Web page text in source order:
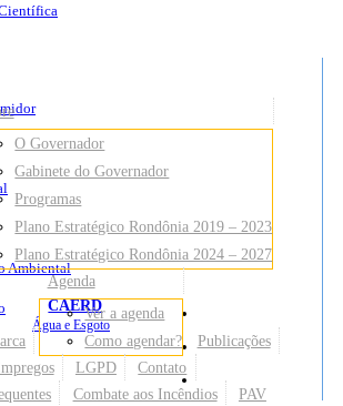
do
CAERD
Água e Esgoto
Sites
O Governador
Gabinete do Governador
Programas
Plano Estratégico Rondônia 2019 – 2023
Plano Estratégico Rondônia 2024 – 2027
Agenda
Ver a agenda
Como agendar?
Publicações
LGPD
Contato
Combate aos Incêndios PAV
Ambiental